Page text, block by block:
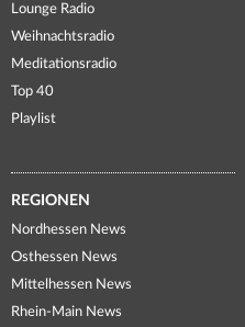
Lounge Radio
Weihnachtsradio
Meditationsradio
Top 40
Playlist
REGIONEN
Nordhessen News
Osthessen News
Mittelhessen News
Rhein-Main News